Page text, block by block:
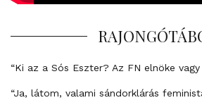
“Ki az a Sós Eszter? Az FN elnöke
“Ja, látom, valami sándorklárás